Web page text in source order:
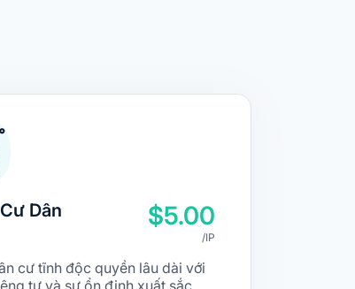
Dân
$5.00
/IP
cư tĩnh độc quyền lâu dài với
tư và sự ổn định xuất sắc